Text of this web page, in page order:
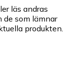
läs andras
de som lämnar
produkten.